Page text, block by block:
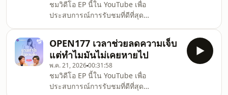
คนรัก การทำความเข้าใจอดีตของคนรัก จึง
เป็นการทำความรู้จักตัวเขาในปัจจุบันด้วย
อดีตเป็นทั้งความทุกข์ที่สร้างบาดแผลไว้ใน
ใจ และเป็นทั้งความสุขที่ตา
ชมวิดีโอ EP นี้ใน YouTube เพื่อ
ประสบการณ์การรับชมที่ดีที่สุด
คบใครสักคนจริงจัง การทำความรู้จักกัน
เป็นขั้นตอนที่สำคัญมากที่จะบอกว่าเราควร
ไปต่อกับความสัมพันธ์ครั้งนี้ไหม ซึ่งเรื่องที่
ทำความรู้จักมักเป็นเรื่องทำนองเขาชอบกิน
อะไร เขาชอบไปไหน เขาชอบทำอะไร กว่า
จะมารู้ตัวอีกทีก็พบว่าเราแทบไม่รู้จักคนที่
OPEN177 เวลาช่วยลดความเจ็บ
แต่ทำไมมันไม่เคยหายไป
พ.ค. 21, 202600:31:58
ชมวิดีโอ EP นี้ใน YouTube เพื่อ
ประสบการณ์การรับชมที่ดีที่สุด